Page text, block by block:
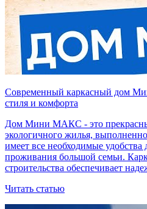
Современный каркасный дом
стиля и комфорта
Дом Мини МАКС - это
экологичного жилья,
имеет все необходимые удобства
проживания большой семьи.
строительства обеспечивает
Читать статью